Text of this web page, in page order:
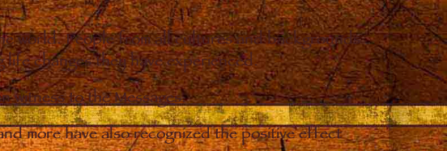
world. People from all cultures and backgrounds
life changes they have experienced.
witness to the Messages.
more have also recognized the positive effect